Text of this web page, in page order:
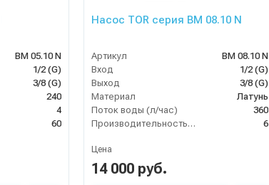
BM 05.10 N
1/2 (G)
3/8 (G)
240
4
60
Насос TOR серия BM 08.10 N
Артикул
BM 08.10 N
Вход
1/2 (G)
Выход
3/8 (G)
Материал
Латунь
Поток воды (л/час)
360
Производительность (л/мин)
6
Цена
14 000 руб.